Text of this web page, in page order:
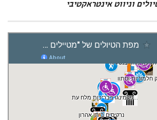
וניווט אינטראקטיבי